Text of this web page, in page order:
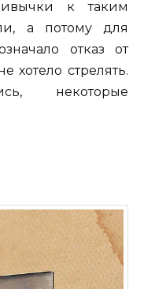
к таким
а потому для
отказ от
хотело стрелять.
некоторые